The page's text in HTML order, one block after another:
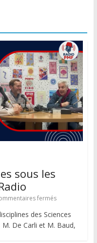
sous les
fermés
des Sciences
De Carli et M. Baud,